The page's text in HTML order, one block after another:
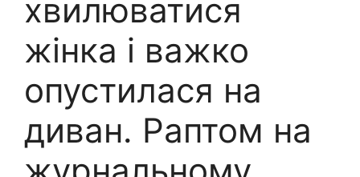
хвилюватися
жінка і важко
опустилася на
диван. Раптом на